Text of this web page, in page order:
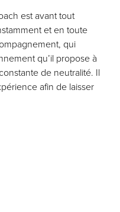
est avant tout
et en toute
qui
qu’il propose à
de neutralité. Il
afin de laisser